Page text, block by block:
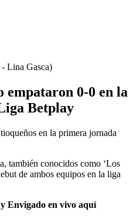
Lina Gasca)
empataron 0-0 en la
Betplay
en la primera jornada
también conocidos como ‘Los
de ambos equipos en la liga
Envigado en vivo aquí